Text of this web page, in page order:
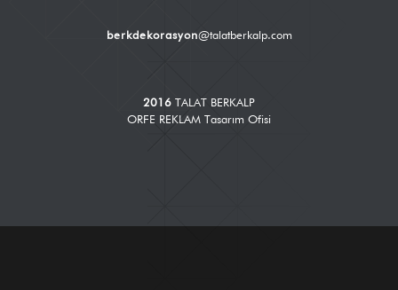
berkdekorasyon@talatberkalp.com
2016 TALAT BERKALP
ORFE REKLAM Tasarım Ofisi